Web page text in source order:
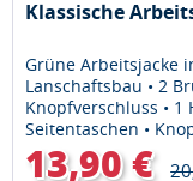
Klassische
Grüne Arbeitsjacke
Lanschaftsbau • 2
Knopfverschluss • 1
Seitentaschen •
Polyester, 35%
13,90 €